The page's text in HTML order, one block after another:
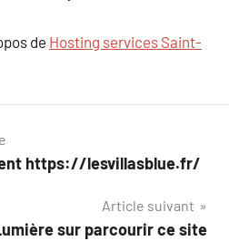
de Hosting services Saint-
https://lesvillasblue.fr/
Article suivant
sur parcourir ce site